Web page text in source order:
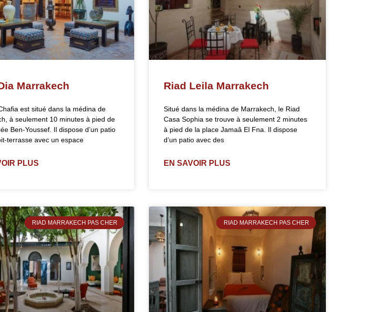
Marrakech
est situé dans la médina de
à seulement 10 minutes à pied de
Ben-Youssef. Il dispose d’un patio
terrasse avec un espace
PLUS
Riad Leila Marrakech
Situé dans la médina de Marrakech, le Riad
Casa Sophia se trouve à seulement 2 minutes
à pied de la place Jamaâ El Fna. Il dispose
d’un patio avec des
EN SAVOIR PLUS
RIAD MARRAKECH PAS CHER RIAD MARRAKECH PAS CHER